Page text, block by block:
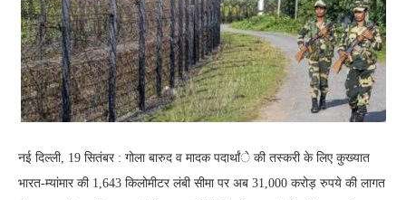
नई दिल्ली, 19 सितंबर : गोला बारुद व मादक पदार्थांे की तस्करी के लिए कुख्यात
भारत-म्यांमार की 1,643 किलोमीटर लंबी सीमा पर अब 31,000 करोड़ रुपये की लागत